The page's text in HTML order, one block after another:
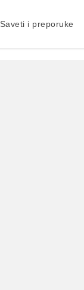
Saveti i preporuke